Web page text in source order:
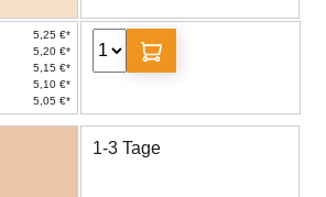
5,25 €*
5,20 €*
5,15 €*
5,10 €*
5,05 €*
1-3 Tage